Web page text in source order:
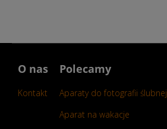
O nas
Kontakt
Polecamy
Aparaty do fotografii ślubnej
Aparat na wakacje